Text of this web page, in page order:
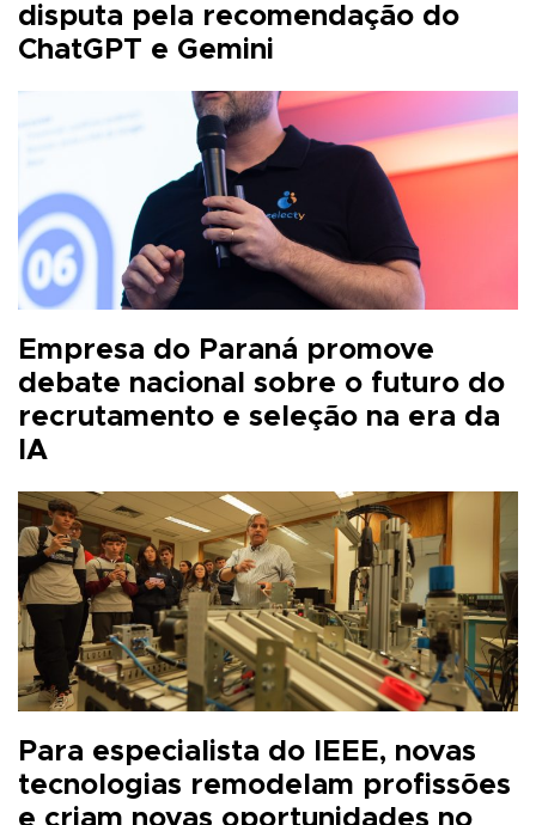
disputa pela recomendação do
ChatGPT e Gemini
Empresa do Paraná promove
debate nacional sobre o futuro do
recrutamento e seleção na era da
IA
Para especialista do IEEE, novas
tecnologias remodelam profissões
e criam novas oportunidades no